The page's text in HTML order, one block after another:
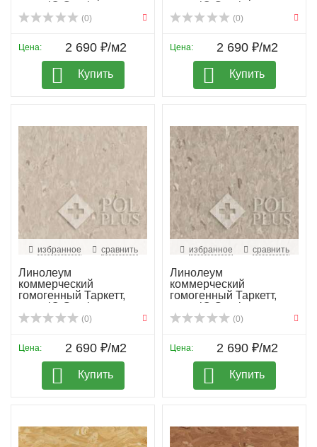
колл. iQ Granit...
(0)
Цена: 2 690 ₽/м2
Купить
колл. iQ Granit...
(0)
Цена: 2 690 ₽/м2
Купить
избранное сравнить
Линолеум
коммерческий
гомогенный Таркетт,
колл. iQ Granit...
(0)
Цена: 2 690 ₽/м2
Купить
избранное сравнить
Линолеум
коммерческий
гомогенный Таркетт,
колл. iQ Granit...
(0)
Цена: 2 690 ₽/м2
Купить